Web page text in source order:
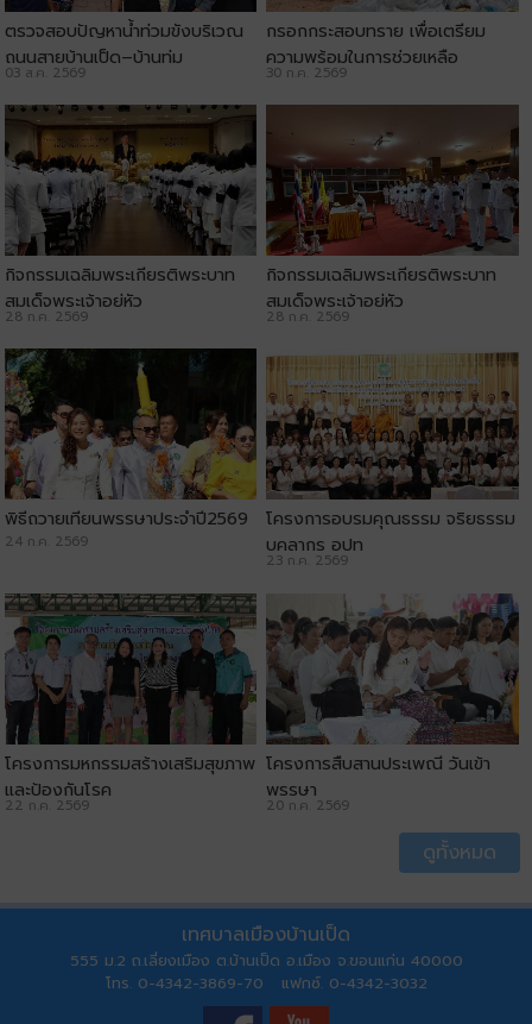
ตรวจสอบปัญหาน้ำท่วมขังบริเวณ
ถนนสายบ้านเป็ด–บ้านทุ่ม
03 ส.ค. 2569
กรอกกระสอบทราย เพื่อเตรียม
ความพร้อมในการช่วยเหลือ
ประชาชน
30 ก.ค. 2569
กิจกรรมเฉลิมพระเกียรติพระบาท
สมเด็จพระเจ้าอยู่หัว
28 ก.ค. 2569
กิจกรรมเฉลิมพระเกียรติพระบาท
สมเด็จพระเจ้าอยู่หัว
28 ก.ค. 2569
พิธีถวายเทียนพรรษาประจำปี2569
24 ก.ค. 2569
โครงการอบรมคุณธรรม จริยธรรม
บุคลากร อปท
23 ก.ค. 2569
โครงการมหกรรมสร้างเสริมสุขภาพ
และป้องกันโรค
22 ก.ค. 2569
โครงการสืบสานประเพณี วันเข้า
พรรษา
20 ก.ค. 2569
ดูทั้งหมด
เทศบาลเมืองบ้านเป็ด
555 ม.2 ถ.เลี่ยงเมือง ต.บ้านเป็ด อ.เมือง จ.ขอนแก่น 40000
โทร. 0-4342-3869-70 แฟกซ์. 0-4342-3032